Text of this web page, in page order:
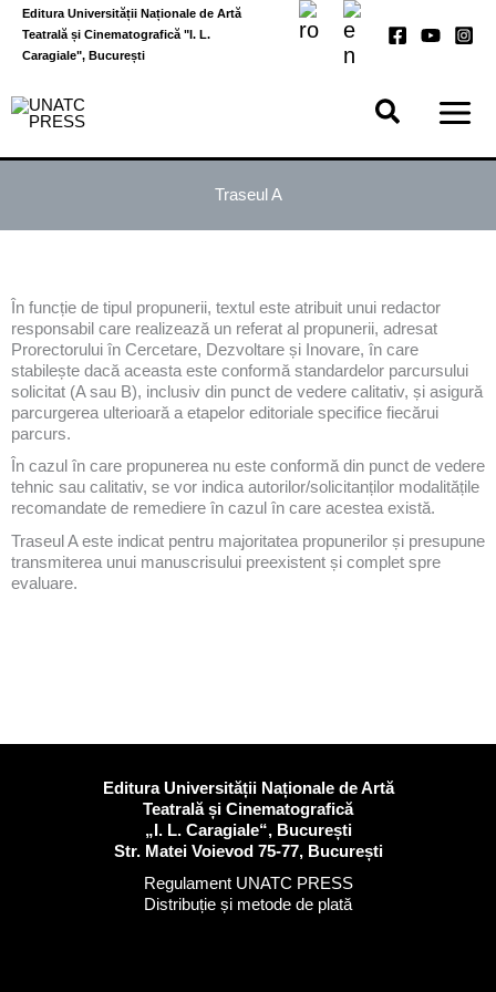
Skip
content
Editura Universității Naționale de Artă
Teatrală și Cinematografică "I. L.
Caragiale", București
Traseul A
În funcție de tipul propunerii, textul este atribuit unui redactor
responsabil care realizează un referat al propunerii, adresat
Prorectorului în Cercetare, Dezvoltare și Inovare, în care
stabilește dacă aceasta este conformă standardelor parcursului
solicitat (A sau B), inclusiv din punct de vedere calitativ, și asigură
parcurgerea ulterioară a etapelor editoriale specifice fiecărui
parcurs.
În cazul în care propunerea nu este conformă din punct de vedere
tehnic sau calitativ, se vor indica autorilor/solicitanților modalitățile
recomandate de remediere în cazul în care acestea există.
Traseul A este indicat pentru majoritatea propunerilor și presupune
transmiterea unui manuscrisului preexistent și complet spre
evaluare.
Editura Universității Naționale de Artă
Teatrală și Cinematografică
„I. L. Caragiale“, București
Str. Matei Voievod 75-77, București
Regulament UNATC PRESS
Distribuție și metode de plată